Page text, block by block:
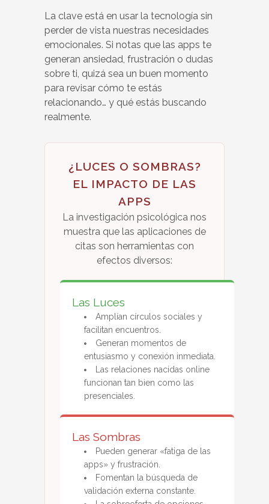
La clave está en usar la tecnología sin
perder de vista nuestras necesidades
emocionales. Si notas que las apps te
generan ansiedad, frustración o dudas
sobre ti, quizá sea un buen momento
para revisar cómo te estás
relacionando… y qué estás buscando
realmente.
¿LUCES O SOMBRAS?
EL IMPACTO DE LAS
APPS
La investigación psicológica nos
muestra que las aplicaciones de
citas son herramientas con
efectos diversos:
Las Luces
Amplían círculos sociales y
facilitan encuentros.
Generan momentos de
entusiasmo y conexión inmediata.
Las relaciones nacidas online
funcionan tan bien como las
presenciales.
Las Sombras
Pueden generar «fatiga de las
apps» y frustración.
Fomentan la búsqueda de
validación externa constante.